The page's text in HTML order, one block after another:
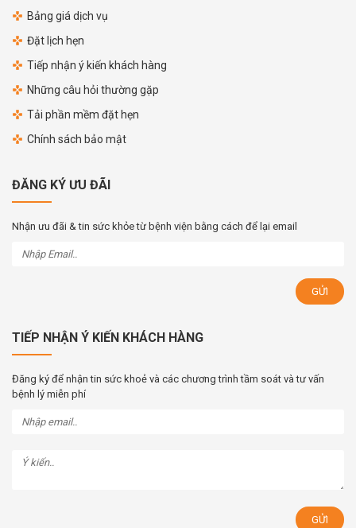
Bảng giá dịch vụ
Đặt lịch hẹn
Tiếp nhận ý kiến khách hàng
Những câu hỏi thường gặp
Tải phần mềm đặt hẹn
Chính sách bảo mật
ĐĂNG KÝ ƯU ĐÃI
Nhận ưu đãi & tin sức khỏe từ bệnh viện bằng cách để lại email
TIẾP NHẬN Ý KIẾN KHÁCH HÀNG
Đăng ký để nhận tin sức khoẻ và các chương trình tầm soát và tư vấn
bệnh lý miễn phí